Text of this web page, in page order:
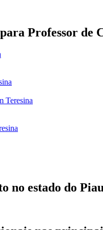
Professor de
Teresina
no estado do